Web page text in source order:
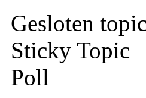
Gesloten topic
Sticky Topic
Poll